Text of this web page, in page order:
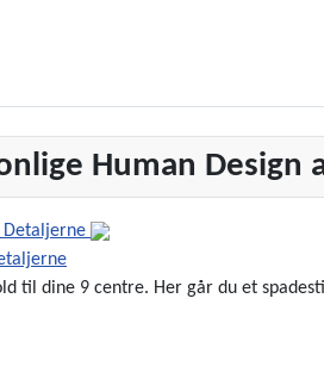
Human Design
til dine 9 centre. Her går du et